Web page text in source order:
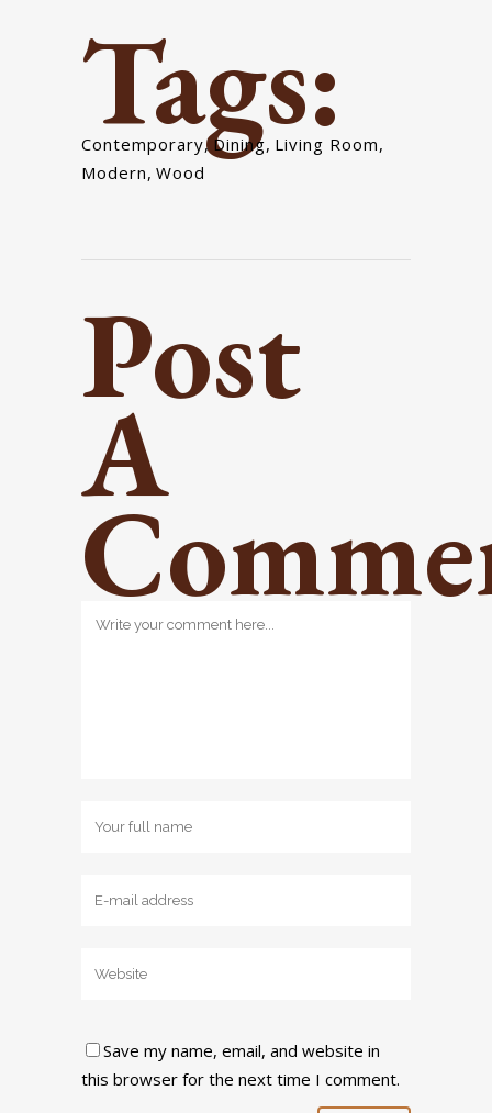
Tags:
Contemporary, Dining, Living Room,
Modern, Wood
Post
A
Save my name, email, and website in
this browser for the next time I comment.